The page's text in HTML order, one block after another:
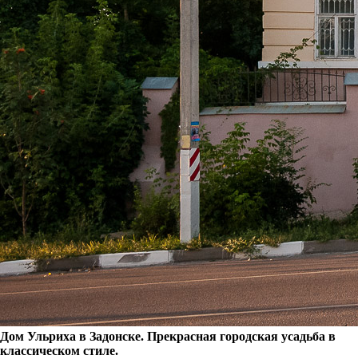
Дом Ульриха в Задонске. Прекрасная городская усадьба в
классическом стиле.